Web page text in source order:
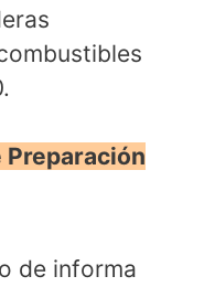
Preparación
de informa